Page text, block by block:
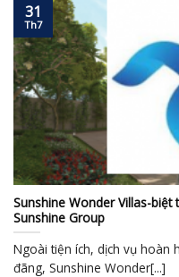
Sunshine Wonder Villas-
Sunshine Group
Ngoài tiện ích, dịch vụ hoàn
đãng, Sunshine Wonder[...]
31
Th7